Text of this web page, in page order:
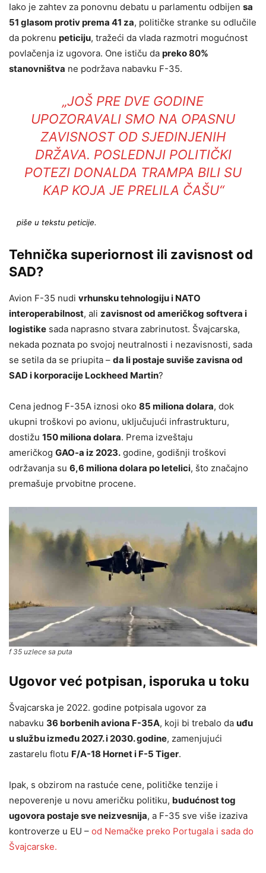
Iako je zahtev za ponovnu debatu u parlamentu odbijen sa
51 glasom protiv prema 41 za, političke stranke su odlučile
da pokrenu peticiju, tražeći da vlada razmotri mogućnost
povlačenja iz ugovora. One ističu da preko 80%
stanovništva ne podržava nabavku F-35.
„JOŠ PRE DVE GODINE
UPOZORAVALI SMO NA OPASNU
ZAVISNOST OD SJEDINJENIH
DRŽAVA. POSLEDNJI POLITIČKI
POTEZI DONALDA TRAMPA BILI SU
KAP KOJA JE PRELILA ČAŠU“
piše u tekstu peticije.
Tehnička superiornost ili zavisnost od
SAD?
Avion F-35 nudi vrhunsku tehnologiju i NATO
interoperabilnost, ali zavisnost od američkog softvera i
logistike sada naprasno stvara zabrinutost. Švajcarska,
nekada poznata po svojoj neutralnosti i nezavisnosti, sada
se setila da se priupita – da li postaje suviše zavisna od
SAD i korporacije Lockheed Martin?
Cena jednog F-35A iznosi oko 85 miliona dolara, dok
ukupni troškovi po avionu, uključujući infrastrukturu,
dostižu 150 miliona dolara. Prema izveštaju
američkog GAO-a iz 2023. godine, godišnji troškovi
održavanja su 6,6 miliona dolara po letelici, što značajno
premašuje prvobitne procene.
f 35 uzlece sa puta
Ugovor već potpisan, isporuka u toku
Švajcarska je 2022. godine potpisala ugovor za
nabavku 36 borbenih aviona F-35A, koji bi trebalo da uđu
u službu između 2027. i 2030. godine, zamenjujući
zastarelu flotu F/A-18 Hornet i F-5 Tiger.
Ipak, s obzirom na rastuće cene, političke tenzije i
nepoverenje u novu američku politiku, budućnost tog
ugovora postaje sve neizvesnija, a F-35 sve više izaziva
kontroverze u EU – od Nemačke preko Portugala i sada do
Švajcarske.